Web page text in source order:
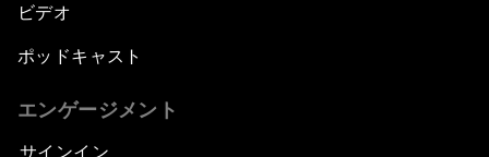
ビデオ
ポッドキャスト
エンゲージメント
サインイン